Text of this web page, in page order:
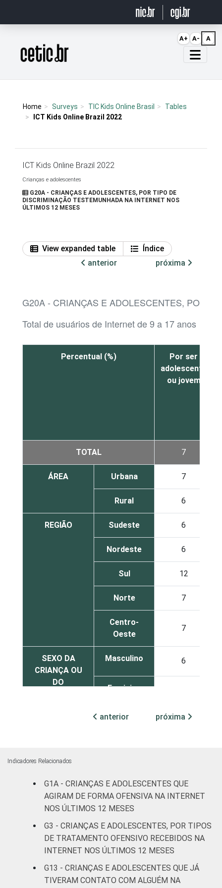
Página inicial
Home Surveys TIC Kids Online Brasil
Tables
ICT Kids Online Brazil 2022
ICT Kids Online Brazil 2022
Crianças e adolescentes
G20A - CRIANÇAS E ADOLESCENTES, POR TIPO DE
DISCRIMINAÇÃO TESTEMUNHADA NA INTERNET NOS
ÚLTIMOS 12 MESES
View expanded table
Índice
anterior
próxima
G20A - CRIANÇAS E ADOLESCENTES, POR
Total de usuários de Internet de 9 a 17 anos
Percentual (%)
Por ser
adolescente
ou jovem
TOTAL 7
ÁREA Urbana 7
Rural 6
REGIÃO Sudeste 6
Nordeste 6
Sul 12
Norte 7
Centro-
Oeste
7
SEXO DA
CRIANÇA OU
DO
Masculino 6
Feminino
Até
II
mais
FAIXA ETÁRIA
DA CRIANÇA
OU DO
De 9 a 10
anos
De 11 a 12
anterior próxima
Indicadores Relacionados
G1A - CRIANÇAS E ADOLESCENTES QUE
AGIRAM DE FORMA OFENSIVA NA INTERNET
NOS ÚLTIMOS 12 MESES
G3 - CRIANÇAS E ADOLESCENTES, POR TIPOS
DE TRATAMENTO OFENSIVO RECEBIDOS NA
INTERNET NOS ÚLTIMOS 12 MESES
G13 - CRIANÇAS E ADOLESCENTES QUE JÁ
TIVERAM CONTATO COM ALGUÉM NA
A+ A- A